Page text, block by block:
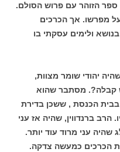
ספר הזוהר עם פרוש הסולם.
מפרשו. אך הכרכים
ולימים עסקתי בו
יהודי שומר מצוות,
קבלה?. מסתבר שהוא
בבית הכנסת , ששכן בדירת
הרב ברנדווין, שהיה אז עני
שהיה עני מרוד עוד יותר.
הכרכים כמעשה צדקה.